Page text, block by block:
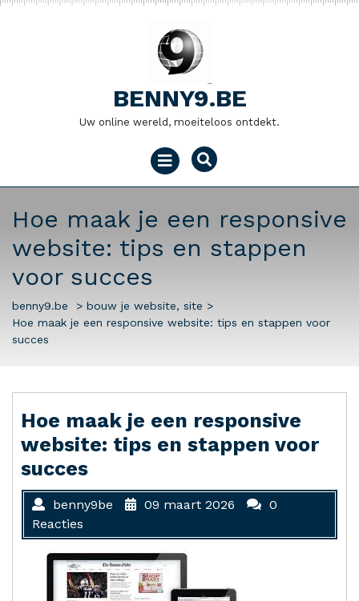
Naar
BENNY9.BE
Uw online wereld, moeiteloos ontdekt.
Menu
openen
Hoe maak je een responsive
website: tips en stappen
voor succes
benny9.be > bouw je website, site >
Hoe maak je een responsive website: tips en stappen voor
succes
Hoe maak je een responsive
website: tips en stappen voor
succes
benny9be 09 maart 2026
0
Reacties